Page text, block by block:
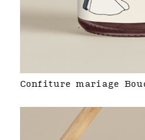
Confiture mariage